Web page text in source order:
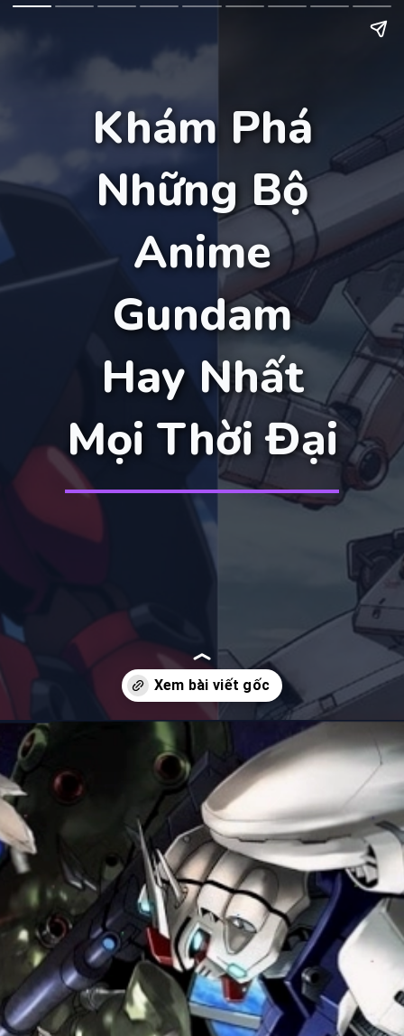
Khám Phá
Những Bộ
Anime
Gundam
Hay Nhất
Mọi Thời Đại
https://manhua.edu.vn/nhung-bo-anime-gundam-hay-nhat